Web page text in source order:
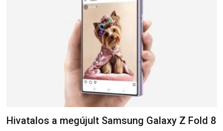
Hivatalos a megújult Samsung Galaxy Z Fold 8